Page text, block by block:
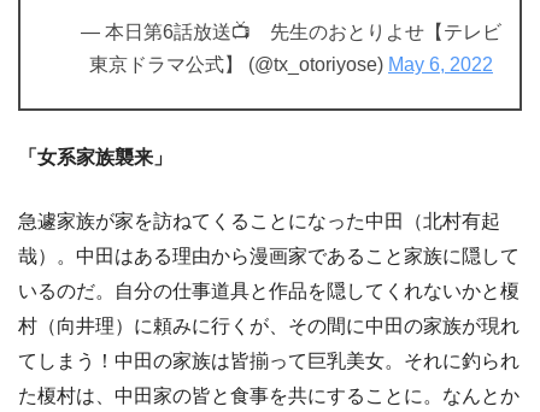
— 本日第6話放送📺 先生のおとりよせ【テレビ
東京ドラマ公式】 (@tx_otoriyose) May 6, 2022
「女系家族襲来」
急遽家族が家を訪ねてくることになった中田（北村有起
哉）。中田はある理由から漫画家であること家族に隠して
いるのだ。自分の仕事道具と作品を隠してくれないかと榎
村（向井理）に頼みに行くが、その間に中田の家族が現れ
てしまう！中田の家族は皆揃って巨乳美女。それに釣られ
た榎村は、中田家の皆と食事を共にすることに。なんとか